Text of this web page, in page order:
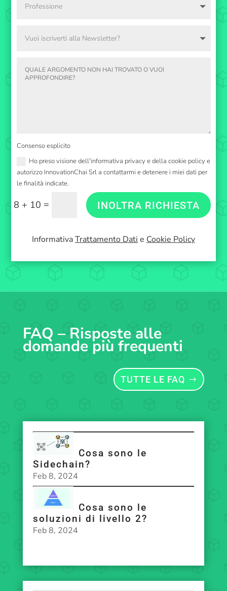
Consenso esplicito
Ho preso visione dell'informativa privacy e della cookie policy e
autorizzo InnovationChai Srl a contattarmi e detenere i miei dati per
le finalità indicate.
8 + 10 = INOLTRA RICHIESTA
InformativaTrattamento Dati e Cookie Policy
FAQ – Risposte alle
domande più frequenti
TUTTE LE FAQ
Cosa sono le
Sidechain?
Feb 8, 2024
Cosa sono le
soluzioni di livello 2?
Feb 8, 2024